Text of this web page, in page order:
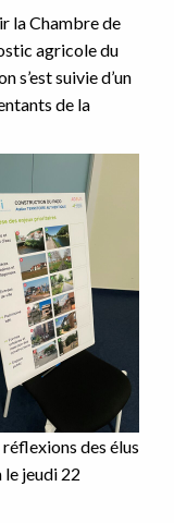
la Chambre de
agricole du
suivie d’un
de la
des élus
jeudi 22